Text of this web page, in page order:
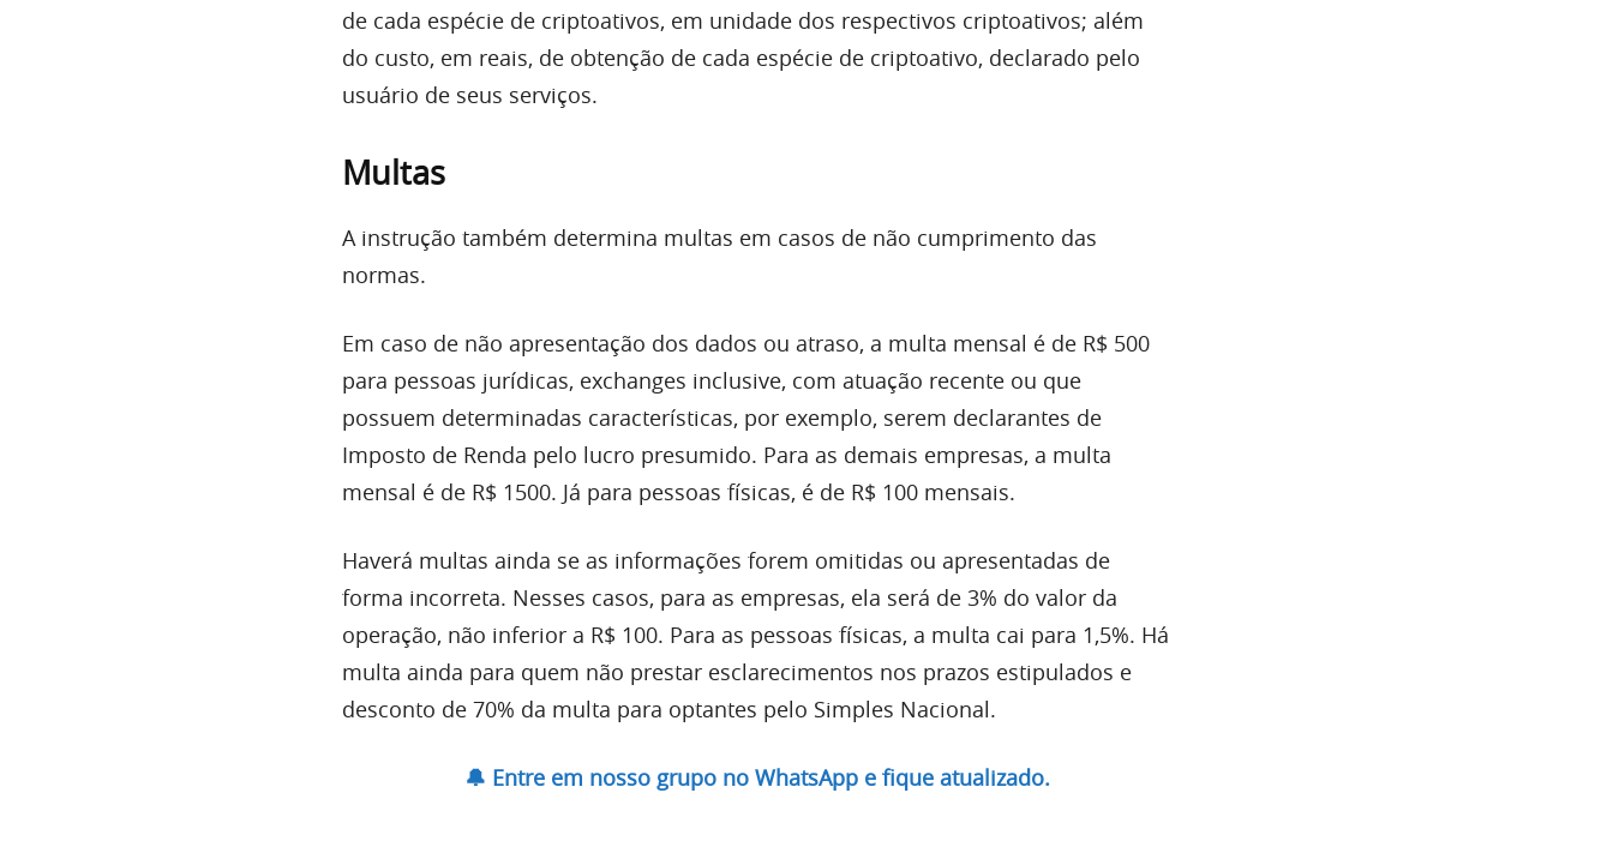
de cada espécie de criptoativos, em unidade dos respectivos criptoativos; além
do custo, em reais, de obtenção de cada espécie de criptoativo, declarado pelo
usuário de seus serviços.
Multas
A instrução também determina multas em casos de não cumprimento das
normas.
Em caso de não apresentação dos dados ou atraso, a multa mensal é de R$ 500
para pessoas jurídicas, exchanges inclusive, com atuação recente ou que
possuem determinadas características, por exemplo, serem declarantes de
Imposto de Renda pelo lucro presumido. Para as demais empresas, a multa
mensal é de R$ 1500. Já para pessoas físicas, é de R$ 100 mensais.
Haverá multas ainda se as informações forem omitidas ou apresentadas de
forma incorreta. Nesses casos, para as empresas, ela será de 3% do valor da
operação, não inferior a R$ 100. Para as pessoas físicas, a multa cai para 1,5%. Há
multa ainda para quem não prestar esclarecimentos nos prazos estipulados e
desconto de 70% da multa para optantes pelo Simples Nacional.
🔔 Entre em nosso grupo no WhatsApp e fique atualizado.